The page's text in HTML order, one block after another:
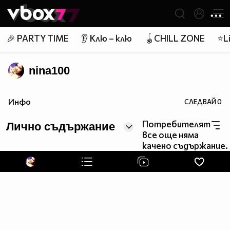
👾
🎉 PARTY TIME 👂 Клю – клю 🪀CHILL ZONE
nina100
Инфо СЛЕДВАЙ0
Лично съдържание
Потребителят
все още няма
качено съдържание.